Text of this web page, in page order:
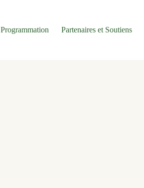
Programmation Partenaires et Soutiens